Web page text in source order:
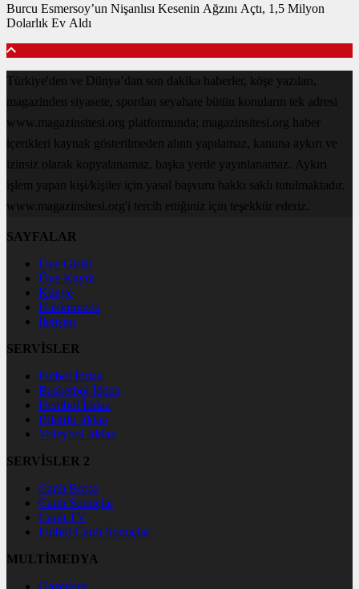
Burcu Esmersoy’un Nişanlısı Kesenin Ağzını Açtı, 1,5 Milyon
Dolarlık Ev Aldı
Türkiye'den ve Dünya’dan son dakika haberler, köşe yazıları,
magazinden siyasete, spordan seyahate bütün konuların tek adresi
www.magazinsitesi.org platformunda; magazinsitesi.org haber
içerikleri kaynak gösterilmeden alıntı yapılamaz, kanuna aykırı ve
izinsiz olarak kopyalanamaz, başka yerde yayınlanamaz. Aykırı
işlem yapan kişi/kişiler için yasal başvuru hakkı saklı tutulmaktadır.
www.magazinsitesi.org'i tercih ettiğiniz için teşekkür ederiz.
SAYFALAR
Üye Girişi
Üye Kaydı
Künye
Hakkımızda
İletişim
SERVİSLER
Futbol İddaa
Basketbol İddaa
Hentbol İddaa
Bilardo İddaa
Voleybol İddaa
SERVİSLER 2
Canlı Borsa
Canlı Sonuçlar
Canlı TV
Futbol Canlı Sonuçlar
MULTİMEDYA